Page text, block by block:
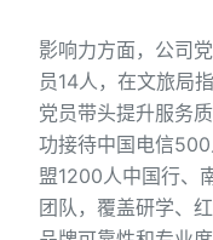
影响力方面，公司
员14人，在文旅局
党员带头提升服务
功接待中国电信
盟1200人中国行、
团队，覆盖研学、